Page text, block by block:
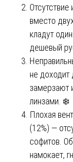
вместо
кладут
дешевый
не
замерзают
линзами. ❄️
Плохая
(12%) —
софитов.
намокает,